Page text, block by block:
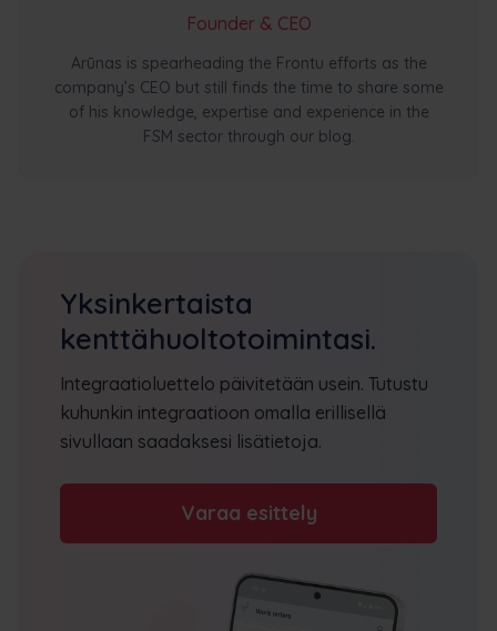
Founder & CEO
Arūnas is spearheading the Frontu efforts as the
company’s CEO but still finds the time to share some
of his knowledge, expertise and experience in the
FSM sector through our blog.
Yksinkertaista
kenttähuoltotoimintasi.
Integraatioluettelo päivitetään usein. Tutustu
kuhunkin integraatioon omalla erillisellä
sivullaan saadaksesi lisätietoja.
Varaa esittely